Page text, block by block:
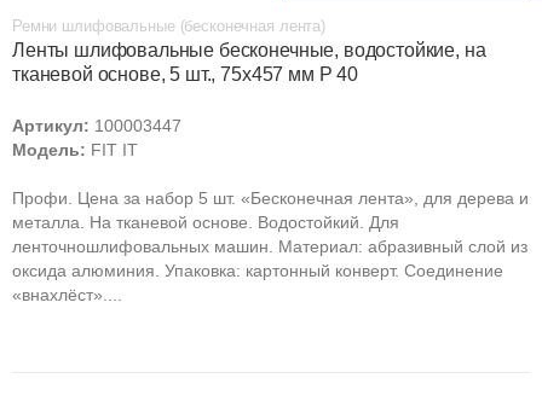
Ремни шлифовальные (бесконечная лента)
Ленты шлифовальные бесконечные, водостойкие, на
тканевой основе, 5 шт., 75х457 мм Р 40
Артикул: 100003447
Модель: FIT IT
Профи. Цена за набор 5 шт. «Бесконечная лента», для дерева и
металла. На тканевой основе. Водостойкий. Для
ленточношлифовальных машин. Материал: абразивный слой из
оксида алюминия. Упаковка: картонный конверт. Соединение
«внахлёст»....